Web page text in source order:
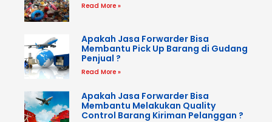
Read More »
Apakah Jasa Forwarder Bisa
Membantu Pick Up Barang di Gudang
Penjual ?
Read More »
Apakah Jasa Forwarder Bisa
Membantu Melakukan Quality
Control Barang Kiriman Pelanggan ?